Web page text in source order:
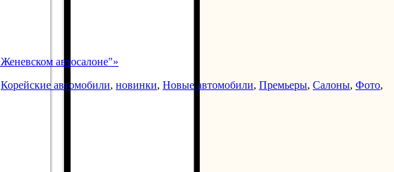
автосалоне"»
Корейские автомобили, новинки, Новые автомобили, Премьеры, Салоны, Фото,